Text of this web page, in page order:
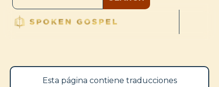
Esta página contiene traducciones